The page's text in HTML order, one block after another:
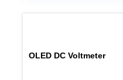
OLED DC Voltmeter